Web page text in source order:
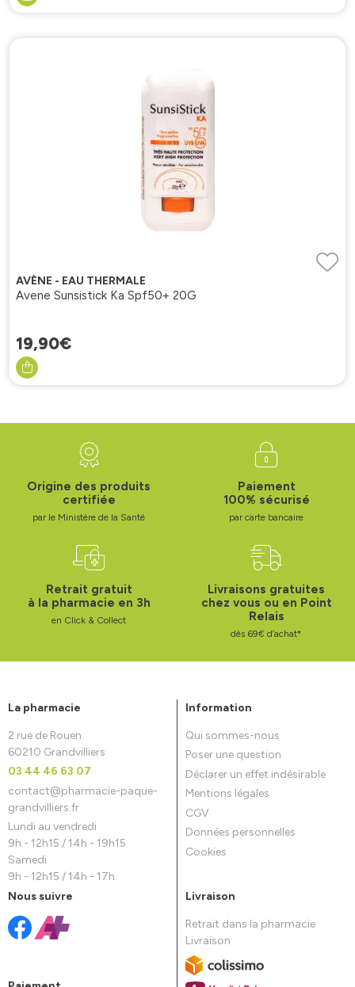
AVÈNE - EAU THERMALE
Avene Sunsistick Ka Spf50+ 20G
19,90€
Origine des produits
certifiée
par le Ministère de la Santé
Paiement
100% sécurisé
par carte bancaire
Retrait gratuit
à la pharmacie en 3h
en Click & Collect
Livraisons gratuites
chez vous ou en Point
Relais
dès 69€ d’achat*
La pharmacie
2 rue de Rouen
60210 Grandvilliers
03 44 46 63 07
contact@pharmacie-paque-
grandvilliers.fr
Lundi au vendredi
9h - 12h15 / 14h - 19h15
Samedi
9h - 12h15 / 14h - 17h
Information
Qui sommes-nous
Poser une question
Déclarer un effet indésirable
Mentions légales
CGV
Données personnelles
Cookies
Nous suivre Livraison
Retrait dans la pharmacie
Livraison